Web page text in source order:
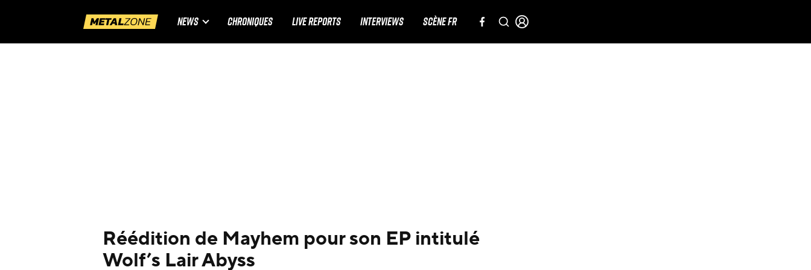
NEWS CHRONIQUES LIVE REPORTS INTERVIEWS SCÈNE FR
Réédition de Mayhem pour son EP intitulé
Wolf’s Lair Abyss